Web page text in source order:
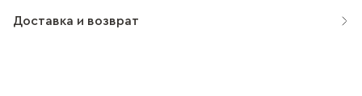
Доставка и возврат